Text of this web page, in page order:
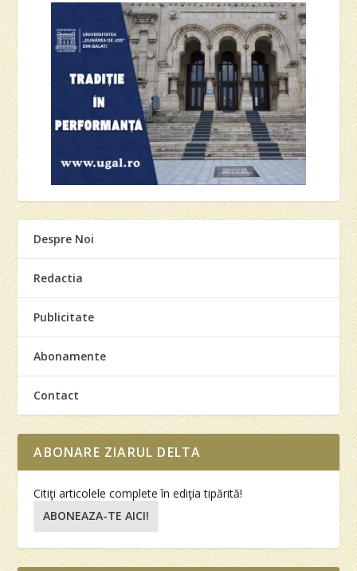
Despre Noi
Redactia
Publicitate
Abonamente
Contact
ABONARE ZIARUL DELTA
Citiţi articolele complete în ediţia tipărită!
ABONEAZA-TE AICI!